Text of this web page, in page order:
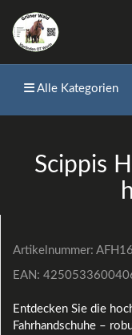
Alle Kategorien
Scippis
Artikelnummer:
EAN:
Entdecken Sie die
Fahrhandschuhe –